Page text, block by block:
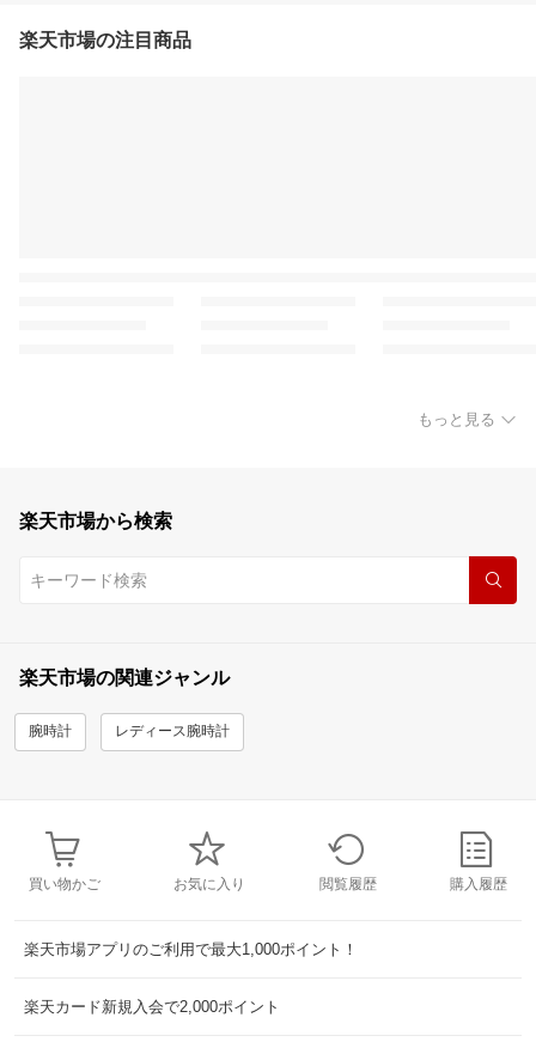
楽天市場の注目商品
もっと見る
楽天市場から検索
楽天市場の関連ジャンル
腕時計 レディース腕時計
買い物かご お気に入り 閲覧履歴 購入履歴
楽天市場アプリのご利用で最大1,000ポイント！
楽天カード新規入会で2,000ポイント